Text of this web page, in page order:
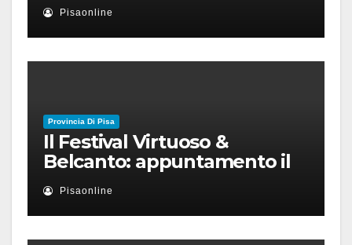
Pisaonline
Provincia Di Pisa
Il Festival Virtuoso &
Belcanto: appuntamento il
28 luglio a Palazzo Blu con
Ruben Micieli
Pisaonline